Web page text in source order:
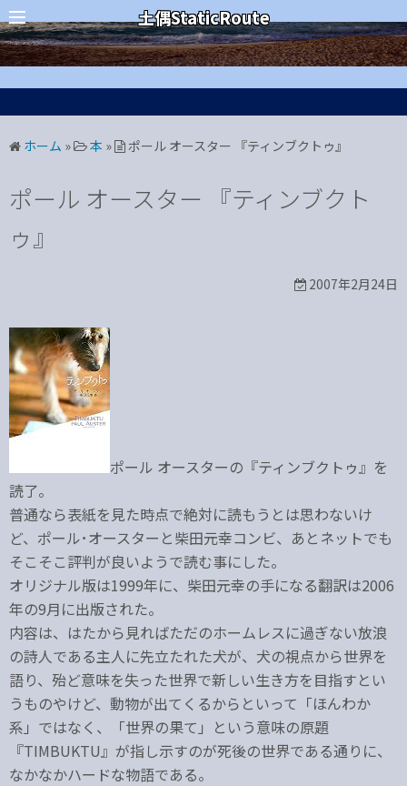
コ
ン
テ
ン
ス
ッ
土偶StaticRoute
カテゴリー
ホーム » 本 » ポール オースター 『ティンブクトゥ』
ポール オースター 『ティンブクト
ゥ』
2007年2月24日
ポール オースターの『ティンブクトゥ』を
読了。
普通なら表紙を見た時点で絶対に読もうとは思わないけ
ど、ポール･オースターと柴田元幸コンビ、あとネットでも
そこそこ評判が良いようで読む事にした。
オリジナル版は1999年に、柴田元幸の手になる翻訳は2006
年の9月に出版された。
内容は、はたから見ればただのホームレスに過ぎない放浪
の詩人である主人に先立たれた犬が、犬の視点から世界を
語り、殆ど意味を失った世界で新しい生き方を目指すとい
うものやけど、動物が出てくるからといって「ほんわか
系」ではなく、「世界の果て」という意味の原題
『TIMBUKTU』が指し示すのが死後の世界である通りに、
なかなかハードな物語である。